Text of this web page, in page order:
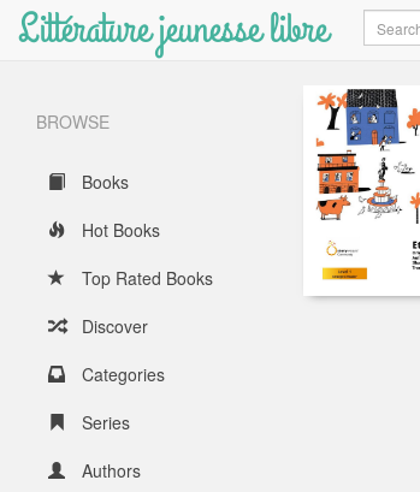
Littérature jeunesse libre Search
BROWSE
Books
Hot Books
Top Rated Books
Discover
Categories
Series
Authors